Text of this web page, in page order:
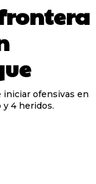
iniciar ofensivas en
4 heridos.